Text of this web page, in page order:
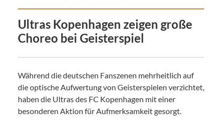
Ultras Kopenhagen zeigen große
Choreo bei Geisterspiel
Während die deutschen Fanszenen mehrheitlich auf
die optische Aufwertung von Geisterspielen verzichtet,
haben die Ultras des FC Kopenhagen mit einer
besonderen Aktion für Aufmerksamkeit gesorgt.